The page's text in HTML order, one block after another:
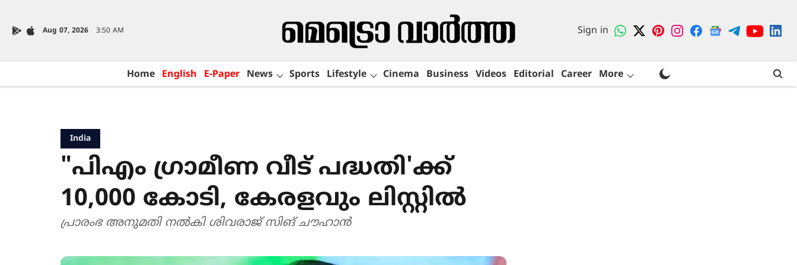
Aug 07, 2026 3:50 AM Sign in
Home English E-Paper News Sports Lifestyle Cinema Business Videos Editorial Career More
India
"പിഎം ഗ്രാമീണ വീട് പദ്ധതി'ക്ക്
10,000 കോടി, കേരളവും ലിസ്റ്റിൽ
പ്രാരംഭ അനുമതി നൽകി ശിവരാജ് സിങ് ചൗഹാൻ